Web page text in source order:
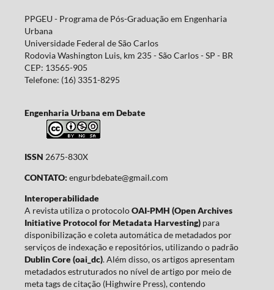
PPGEU - Programa de Pós-Graduação em Engenharia
Urbana
Universidade Federal de São Carlos
Rodovia Washington Luis, km 235 - São Carlos - SP - BR
CEP: 13565-905
Telefone: (16) 3351-8295
Engenharia Urbana em Debate
ISSN 2675-830X
CONTATO: engurbdebate@gmail.com
Interoperabilidade
A revista utiliza o protocoloOAI-PMH (Open Archives
Initiative Protocol for Metadata Harvesting)para
disponibilização e coleta automática de metadados por
serviços de indexação e repositórios, utilizando o padrão
Dublin Core (oai_dc). Além disso, os artigos apresentam
metadados estruturados no nível de artigo por meio de
meta tags de citação (Highwire Press), contendo